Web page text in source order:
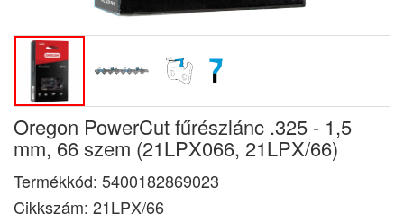
Oregon PowerCut fűrészlánc .325 - 1,5
mm, 66 szem (21LPX066, 21LPX/66)
Termékkód: 5400182869023
Cikkszám: 21LPX/66